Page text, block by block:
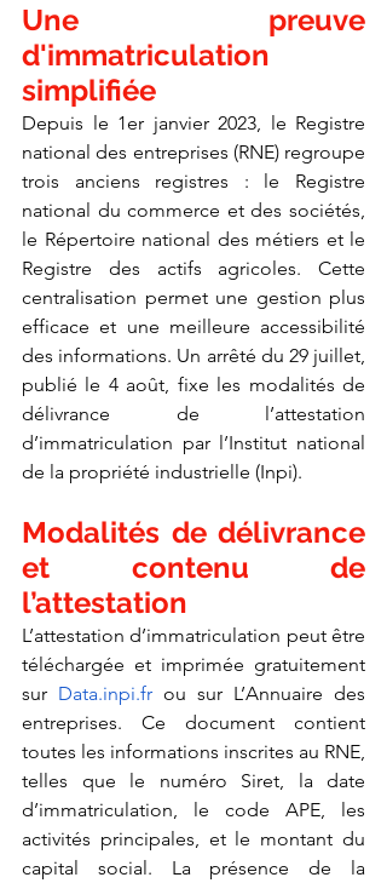
Une preuve
d'immatriculation
simplifiée
Depuis le 1er janvier 2023, le Registre
national des entreprises (RNE) regroupe
trois anciens registres : le Registre
national du commerce et des sociétés,
le Répertoire national des métiers et le
Registre des actifs agricoles. Cette
centralisation permet une gestion plus
efficace et une meilleure accessibilité
des informations. Un arrêté du 29 juillet,
publié le 4 août, fixe les modalités de
délivrance de l’attestation
d’immatriculation par l’Institut national
de la propriété industrielle (Inpi).
Modalités de délivrance
et contenu de
l’attestation
L’attestation d’immatriculation peut être
téléchargée et imprimée gratuitement
sur Data.inpi.fr ou sur L’Annuaire des
entreprises. Ce document contient
toutes les informations inscrites au RNE,
telles que le numéro Siret, la date
d’immatriculation, le code APE, les
activités principales, et le montant du
capital social. La présence de la